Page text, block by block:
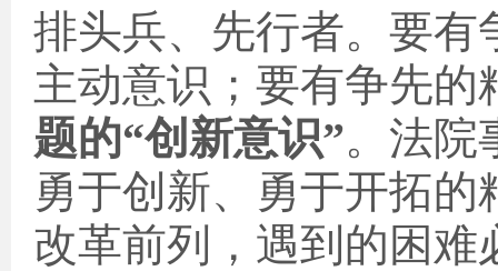
排头兵、先行者。 要有
主动意识； 要有争先的
题的“创新意识”。法院
勇于创新、勇于开拓
改革前列，遇到的困